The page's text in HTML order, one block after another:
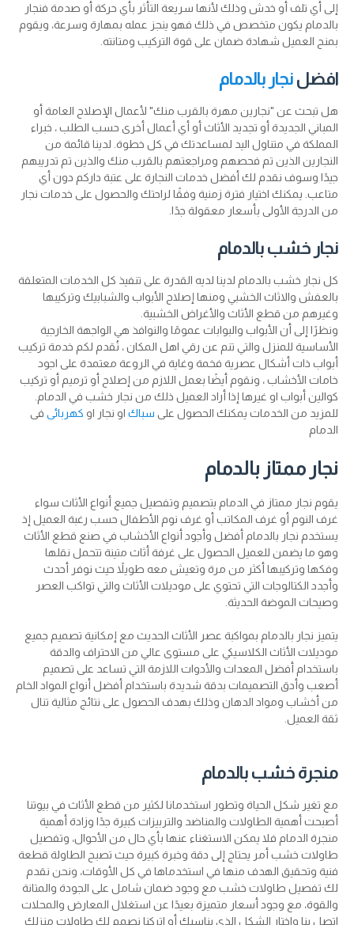
إلى أي تلف أو خدش وذلك لأنها سريعة التأثر بأي حركة أو صدمة فنجار
بالدمام يكون متخصص في ذلك فهو ينجز عمله بمهارة وسرعة، ويقوم
بمنح العميل شهادة ضمان على قوة التركيب ومتانته.
افضل نجار بالدمام
هل تبحث عن "نجارين مهرة بالقرب منك" لأعمال الإصلاح العامة أو
المباني الجديدة أو تجديد الأثاث أو أي أعمال أخرى حسب الطلب ، خبراء
المملكة في متناول اليد لمساعدتك في كل خطوة. لدينا قائمة من
النجارين الذين تم فحصهم ومراجعتهم بالقرب منك والذين تم تدريبهم
جيدًا وسوف نقدم لك أفضل خدمات النجارة على عتبة داركم دون أي
متاعب. يمكنك اختيار فترة زمنية وفقًا لراحتك والحصول على خدمات نجار
من الدرجة الأولى بأسعار معقولة جدًا.
نجار خشب بالدمام
كل نجار خشب بالدمام لدينا لديه القدرة على تنفيذ كل الخدمات المتعلقة
بالعفش والاثاث الخشبي ومنها إصلاح الأبواب والشبابيك وتركيبها
وغيرهم من قطع الأثاث والأغراض الخشبية.
ونظرًا إلى أن الأبواب والبوابات عمومًا والنوافذ هي الواجهة الخارجية
الأساسية للمنزل والتي تنم عن رقي اهل المكان ، نُقدم لكم خدمة تركيب
أبواب ذات أشكال عصرية فخمة وغاية في الروعة معتمدة على اجود
خامات الأخشاب ، ونقوم أيضًا بعمل اللازم من إصلاح أو ترميم أو تركيب
كوالين أبواب او غيرها إذا أراد العميل ذلك من نجار خشب في الدمام.
للمزيد من الخدمات يمكنك الحصول على سباك او نجار او كهربائى فى
الدمام
نجار ممتاز بالدمام
يقوم نجار ممتاز في الدمام بتصميم وتفصيل جميع أنواع الأثاث سواء
غرف النوم أو غرف المكاتب أو غرف نوم الأطفال حسب رغبة العميل إذ
يستخدم نجار بالدمام أفضل وأجود أنواع الأخشاب في صنع قطع الأثاث
وهو ما يضمن للعميل الحصول على غرفة أثاث متينة تتحمل نقلها
وفكها وتركيبها أكثر من مرة وتعيش معه طويلاً حيث نوفر أحدث
وأجدد الكتالوجات التي تحتوي على موديلات الأثاث والتي تواكب العصر
وصيحات الموضة الحديثة.
يتميز نجار بالدمام بمواكبة عصر الأثاث الحديث مع إمكانية تصميم جميع
موديلات الأثاث الكلاسيكي على مستوى عالي من الاحتراف والدقة
باستخدام أفضل المعدات والأدوات اللازمة التي تساعد على تصميم
أصعب وأدق التصميمات بدقة شديدة باستخدام أفضل أنواع المواد الخام
من أخشاب ومواد الدهان وذلك بهدف الحصول على نتائج مثالية تنال
ثقة العميل.
منجرة خشب بالدمام
مع تغير شكل الحياة وتطور استخدمانا لكثير من قطع الأثاث في بيوتنا
أصبحت أهمية الطاولات والمناضد والتربيزات كبيرة جدًا وزادة أهمية
منجرة الدمام فلا يمكن الاستغناء عنها بأي حال من الأحوال، وتفصيل
طاولات خشب أمر يحتاج إلى دقة وخبرة كبيرة حيث تصبح الطاولة قطعة
فنية وتحقيق الهدف منها في استخدماها في كل الأوقات، ونحن نقدم
لك تفصيل طاولات خشب مع وجود ضمان شامل على الجودة والمتانة
والقوة، مع وجود أسعار متميزة بعيدًا عن استغلال المعارض والمحلات
اتصل بنا واختار الشكل الذي يناسبك أو اتركنا نصمم لك طاولات منزلك